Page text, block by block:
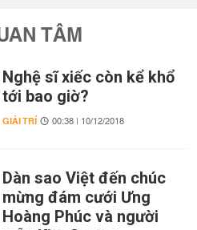
TÂM
Nghệ sĩ xiếc còn kể khổ
tới bao giờ?
GIẢI TRÍ 00:38 | 10/12/2018
Dàn sao Việt đến chúc
mừng đám cưới Ưng
Hoàng Phúc và người